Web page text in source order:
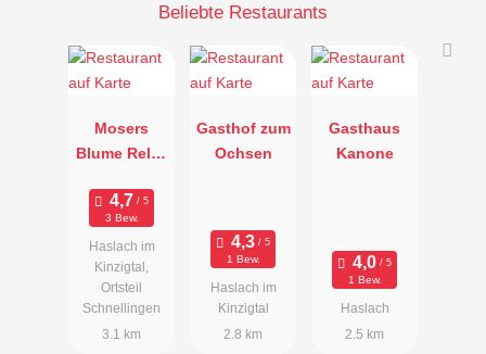
Beliebte Restaurants
Mosers
Blume Relax
Hotel
3 Bew.
Haslach im
Kinzigtal,
Ortsteil
Schnellingen
3.1 km
Gasthof zum
Ochsen
1 Bew.
Haslach im
Kinzigtal
2.8 km
Gasthaus
Kanone
1 Bew.
Haslach
2.5 km